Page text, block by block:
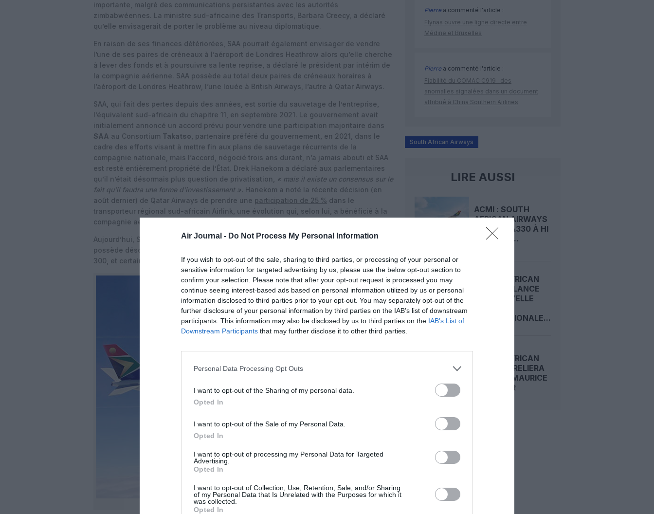
Air Journal - Do Not Process My Personal Information
If you wish to opt-out of the sale, sharing to third parties, or processing of your personal or
sensitive information for targeted advertising by us, please use the below opt-out section to
confirm your selection. Please note that after your opt-out request is processed you may
continue seeing interest-based ads based on personal information utilized by us or personal
information disclosed to third parties prior to your opt-out. You may separately opt-out of the
further disclosure of your personal information by third parties on the IAB’s list of downstream
participants. This information may also be disclosed by us to third parties on the IAB’s List of
Downstream Participants that may further disclose it to other third parties.
Personal Data Processing Opt Outs
I want to opt-out of the Sharing of my personal data.
Opted In
I want to opt-out of the Sale of my Personal Data.
Opted In
I want to opt-out of processing my Personal Data for Targeted
Advertising.
Opted In
I want to opt-out of Collection, Use, Retention, Sale, and/or Sharing
of my Personal Data that Is Unrelated with the Purposes for which it
was collected.
Opted In
importante, malgré des communications persistantes avec les autorités
zimbabwéennes. La ministre sud-africaine des Transports, Barbara Creecy, a déclaré
qu’elle envisagerait de porter le problème au niveau diplomatique.
En raison de ses finances détériorées, SAA pourrait également envisager de vendre
l’une de ses paires de créneaux à l’aéroport de Londres Heathrow alors qu’elle cherche
à lever des fonds et à poursuivre sa lente reprise, a déclaré le président par intérim de
la compagnie aérienne. SAA possède au total deux paires de créneaux horaires à
l’aéroport de Londres Heathrow, l’une louée à British Airways, l’autre à Qatar Airways.
SAA, qui fait des pertes depuis des années, est sortie du sauvetage de l’entreprise,
l’équivalent sud-africain du chapitre 11, en septembre 2021. Le gouvernement avait
initialement annoncé un accord prévu pour vendre une participation majoritaire dans
SAA au Consortium Takatso , partenaire préféré du gouvernement, en 2021, dans le
cadre des efforts visant à mettre fin aux plans de sauvetage récurrents de la
compagnie nationale, mais l’accord, négocié trois ans durant, n’a jamais abouti et SAA
est resté entièrement propriété de l’État. Drek Hanekom a déclaré aux parlementaires
qu’il n’était désormais plus question de privatisation,
« mais il existe un consensus sur le
fait qu’il faudra une forme d’investissement ». Hanekom a noté la récente décision (en
août dernier) de Qatar Airways de prendre une participation de 25 % dans le
transporteur régional sud-africain Airlink, une évolution qui, selon lui, a bénéficié à la
compagnie aérienne locale.
Aujourd’hui, SAA a vu la majeure partie de sa flotte reprise ou vendue et elle ne
possède désormais qu’une dizaine d’avions, mélange d’A320-200, d’A330-300, d’A340-
300, et certains autres loués en wet-lease à diverses sociétés.
©South African Airways
Pierrea commenté l'article :
Flynas ouvre une ligne directe entre
Médine et Bruxelles
Pierrea commenté l'article :
Fiabilité du COMAC C919 : des
anomalies signalées dans un document
attribué à China Southern Airlines
South African Airways
LIRE AUSSI
ACMI : SOUTH
AFRICAN AIRWAYS
LOUE UN A330 À HI
FLY POUR...
SOUTH AFRICAN
AIRWAYS LANCE
UNE NOUVELLE
INTERNATIONALE...
SOUTH AFRICAN
AIRWAYS RELIERA
LE CAP À MAURICE
CET HIVER